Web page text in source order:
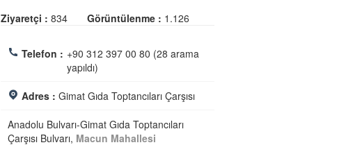
Ziyaretçi : 834 Görüntülenme : 1.126
Telefon : +90 312 397 00 80 (28 arama
yapıldı)
Adres : Gimat Gıda Toptancıları Çarşısı
Anadolu Bulvarı-Gimat Gıda Toptancıları
Çarşısı Bulvarı, Macun Mahallesi